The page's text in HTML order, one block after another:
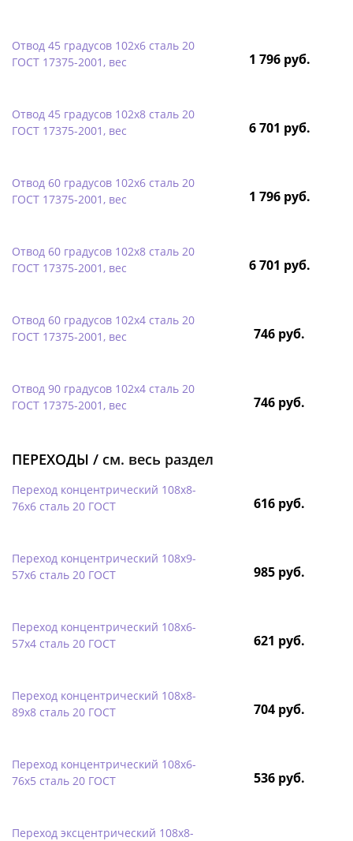
Отвод 45 градусов 102х6 сталь 20
ГОСТ 17375-2001, вес
1 796 руб.
Отвод 45 градусов 102х8 сталь 20
ГОСТ 17375-2001, вес
6 701 руб.
Отвод 60 градусов 102х6 сталь 20
ГОСТ 17375-2001, вес
1 796 руб.
Отвод 60 градусов 102х8 сталь 20
ГОСТ 17375-2001, вес
6 701 руб.
Отвод 60 градусов 102х4 сталь 20
ГОСТ 17375-2001, вес
746 руб.
Отвод 90 градусов 102х4 сталь 20
ГОСТ 17375-2001, вес
746 руб.
ПЕРЕХОДЫ / см. весь раздел
Переход концентрический 108х8-
76х6 сталь 20 ГОСТ
616 руб.
Переход концентрический 108х9-
57х6 сталь 20 ГОСТ
985 руб.
Переход концентрический 108х6-
57х4 сталь 20 ГОСТ
621 руб.
Переход концентрический 108х8-
89х8 сталь 20 ГОСТ
704 руб.
Переход концентрический 108х6-
76х5 сталь 20 ГОСТ
536 руб.
Переход эксцентрический 108х8-